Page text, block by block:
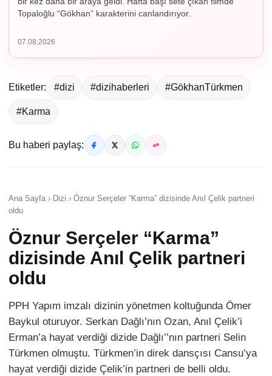
Topaloğlu “Gökhan” karakterini canlandırıyor.
07.08.2026
Etiketler: #dizi #dizihaberleri #GökhanTürkmen
#Karma
Bu haberi paylaş:
Ana Sayfa › Dizi › Öznur Serçeler “Karma” dizisinde Anıl Çelik partneri
oldu
Öznur Serçeler “Karma”
dizisinde Anıl Çelik partneri
oldu
PPH Yapım imzalı dizinin yönetmen koltuğunda Ömer
Baykul oturuyor. Serkan Dağlı’nın Ozan, Anıl Çelik’i
Erman’a hayat verdiği dizide Dağlı’’nın partneri Selin
Türkmen olmuştu. Türkmen’in direk dansçısı Cansu’ya
hayat verdiği dizide Çelik’in partneri de belli oldu.